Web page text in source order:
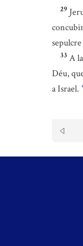
29
33 A
Déu,
a Israel.